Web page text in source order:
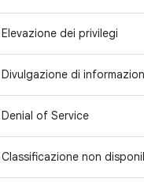
Elevazione dei privilegi
Divulgazione di
Denial of Service
Classificazione non